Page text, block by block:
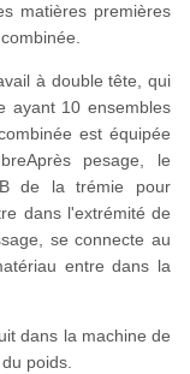
matières premières
à double tête, qui
ayant 10 ensembles
est équipée
pesage, le
de la trémie pour
dans l'extrémité de
se connecte au
entre dans la
dans la machine de
poids.